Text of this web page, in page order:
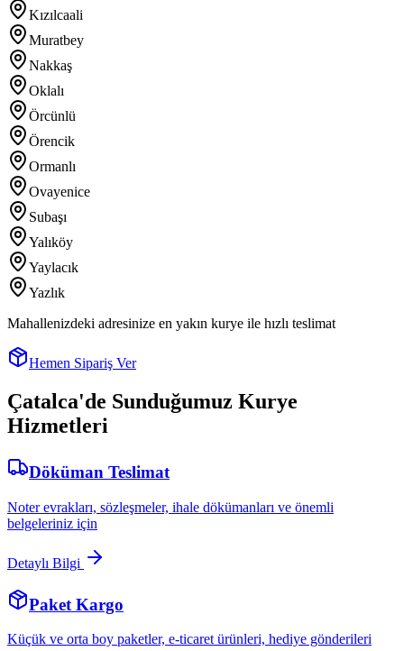
Kızılcaali
Muratbey
Nakkaş
Oklalı
Örcünlü
Örencik
Ormanlı
Ovayenice
Subaşı
Yalıköy
Yaylacık
Yazlık
Mahallenizdeki adresinize en yakın kurye ile hızlı teslimat
Hemen Sipariş Ver
Çatalca'de Sunduğumuz Kurye
Hizmetleri
Döküman Teslimat
Noter evrakları, sözleşmeler, ihale dökümanları ve önemli
belgeleriniz için
Detaylı Bilgi
Paket Kargo
Küçük ve orta boy paketler, e-ticaret ürünleri, hediye gönderileri